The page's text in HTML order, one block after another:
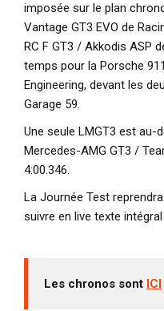
imposée sur le plan
Vantage GT3 EVO de
RC F GT3 / Akkodis ASP
temps pour la Porsche
Engineering, devant les
Garage 59.
Une seule LMGT3 est au-
Mercedes-AMG GT3 /
4:00.346.
La Journée Test
suivre en live texte
Les chronos sont ICI